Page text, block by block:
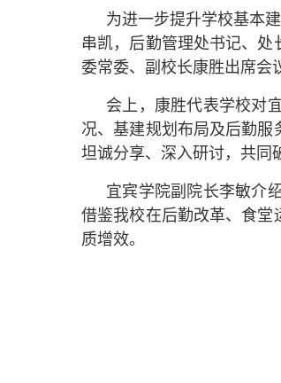
为进一步提升学校基本
串凯，后勤管理处书记、
委常委、副校长康胜出席会
会上，康胜代表学校对
况、基建规划布局及后勤服
坦诚分享、深入研讨，共同
宜宾学院副院长李敏介
借鉴我校在后勤改革、食
质增效。